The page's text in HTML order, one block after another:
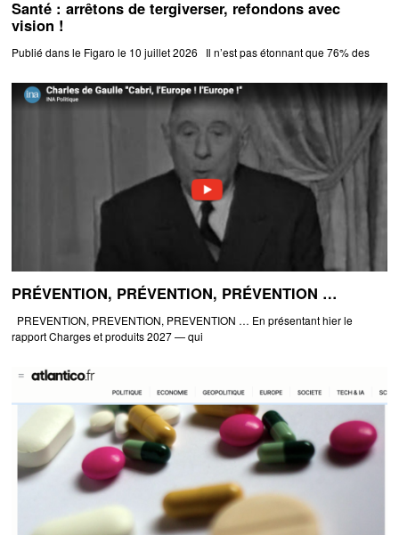
Santé : arrêtons de tergiverser, refondons avec
vision !
Publié dans le Figaro le 10 juillet 2026 Il n’est pas étonnant que 76% des
PRÉVENTION, PRÉVENTION, PRÉVENTION …
PREVENTION, PREVENTION, PREVENTION … En présentant hier le
rapport Charges et produits 2027 — qui